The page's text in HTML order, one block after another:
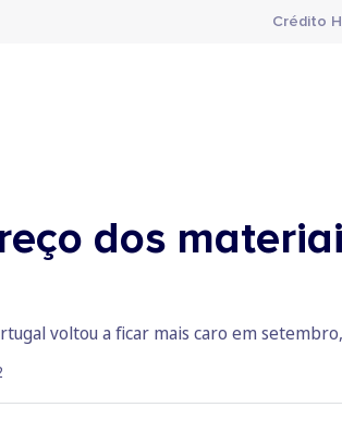
Crédito
dos
voltou a ficar mais caro em